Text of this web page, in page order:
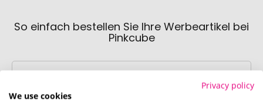
So einfach bestellen Sie Ihre Werbeartikel bei
Pinkcube
Privacy policy
We use cookies